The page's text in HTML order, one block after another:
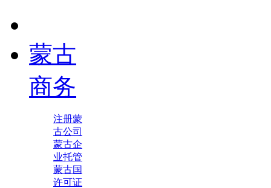
蒙古
商务
注册蒙
古公司
蒙古企
业托管
蒙古国
许可证